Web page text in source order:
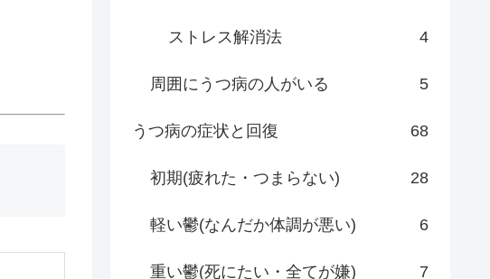
ストレス解消法 4
周囲にうつ病の人がいる 5
うつ病の症状と回復 68
初期(疲れた・つまらない) 28
軽い鬱(なんだか体調が悪い) 6
重い鬱(死にたい・全てが嫌) 7